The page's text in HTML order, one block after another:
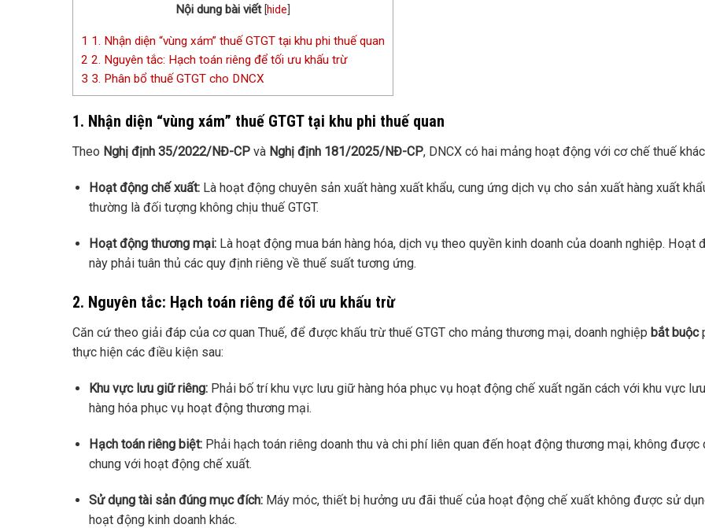
Nội dung bài viết [hide
1 1. Nhận diện “vùng xám” thuế GTGT tại khu phi thuế quan
2 2. Nguyên tắc: Hạch toán riêng để tối ưu khấu trừ
3 3. Phân bổ thuế GTGT cho DNCX
1. Nhận diện “vùng xám” thuế GTGT tại khu phi thuế quan
Theo Nghị định 35/2022/NĐ-CP và Nghị định 181/2025/NĐ-CP, DNCX có hai mảng hoạt động với cơ chế thuế
Hoạt động chế xuất: Là hoạt động chuyên sản xuất hàng xuất khẩu, cung ứng dịch vụ cho sản xuất hàng xuất
thường là đối tượng không chịu thuế GTGT.
Hoạt động thương mại: Là hoạt động mua bán hàng hóa, dịch vụ theo quyền kinh doanh của doanh nghiệp. Hoạt
này phải tuân thủ các quy định riêng về thuế suất tương ứng.
2. Nguyên tắc: Hạch toán riêng để tối ưu khấu trừ
Căn cứ theo giải đáp của cơ quan Thuế, để được khấu trừ thuế GTGT cho mảng thương mại, doanh nghiệp bắt buộc
thực hiện các điều kiện sau:
Khu vực lưu giữ riêng: Phải bố trí khu vực lưu giữ hàng hóa phục vụ hoạt động chế xuất ngăn cách với khu vực
hàng hóa phục vụ hoạt động thương mại.
Hạch toán riêng biệt: Phải hạch toán riêng doanh thu và chi phí liên quan đến hoạt động thương mại, không được
chung với hoạt động chế xuất.
Sử dụng tài sản đúng mục đích: Máy móc, thiết bị hưởng ưu đãi thuế của hoạt động chế xuất không được sử
hoạt động kinh doanh khác.